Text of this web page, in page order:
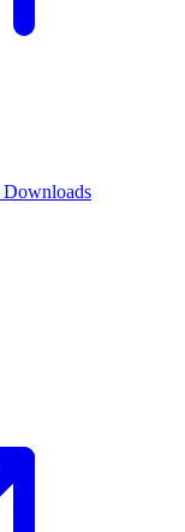
Downloads